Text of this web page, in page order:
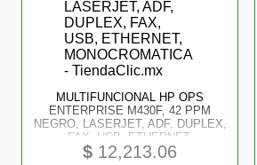
MULTIFUNCIONAL HP OPS
ENTERPRISE M430F, 42 PPM
NEGRO, LASERJET, ADF, DUPLEX,
FAX, USB, ETHERNET,
MONOCROMATICA
$ 12,213.06